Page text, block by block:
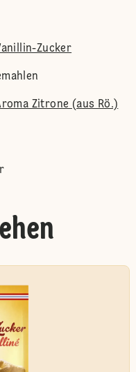
Zucker
Zitrone (aus Rö.)